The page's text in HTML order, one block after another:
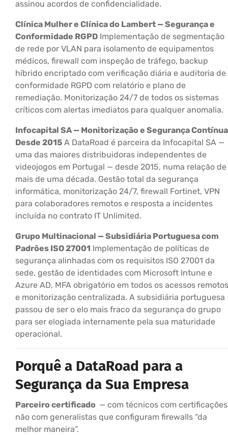
assinou acordos de confidencialidade.
Clínica Mulher e Clínica do Lambert — Segurança e
Conformidade RGPD Implementação de segmentação
de rede por VLAN para isolamento de equipamentos
médicos, firewall com inspeção de tráfego, backup
híbrido encriptado com verificação diária e auditoria de
conformidade RGPD com relatório e plano de
remediação. Monitorização 24/7 de todos os sistemas
críticos com alertas imediatos para qualquer anomalia.
Infocapital SA — Monitorização e Segurança Contínua
Desde 2015 A DataRoad é parceira da Infocapital SA —
uma das maiores distribuidoras independentes de
videojogos em Portugal — desde 2015, numa relação de
mais de uma década. Gestão total da segurança
informática, monitorização 24/7, firewall Fortinet, VPN
para colaboradores remotos e resposta a incidentes
incluída no contrato IT Unlimited.
Grupo Multinacional — Subsidiária Portuguesa com
Padrões ISO 27001 Implementação de políticas de
segurança alinhadas com os requisitos ISO 27001 da
sede, gestão de identidades com Microsoft Intune e
Azure AD, MFA obrigatório em todos os acessos remotos
e monitorização centralizada. A subsidiária portuguesa
passou de ser o elo mais fraco da segurança do grupo
para ser elogiada internamente pela sua maturidade
operacional.
Porquê a DataRoad para a
Segurança da Sua Empresa
Parceiro certificado — com técnicos com
não com generalistas que configuram firewalls “da
melhor maneira”.